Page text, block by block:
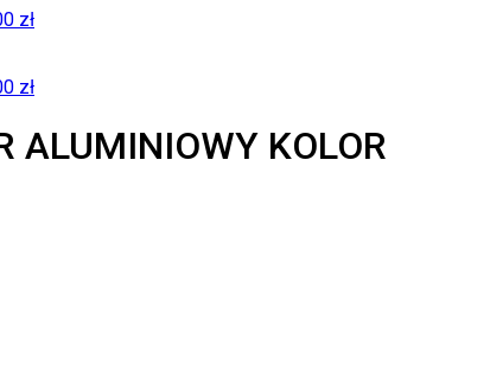
zł
zł
ALUMINIOWY KOLOR